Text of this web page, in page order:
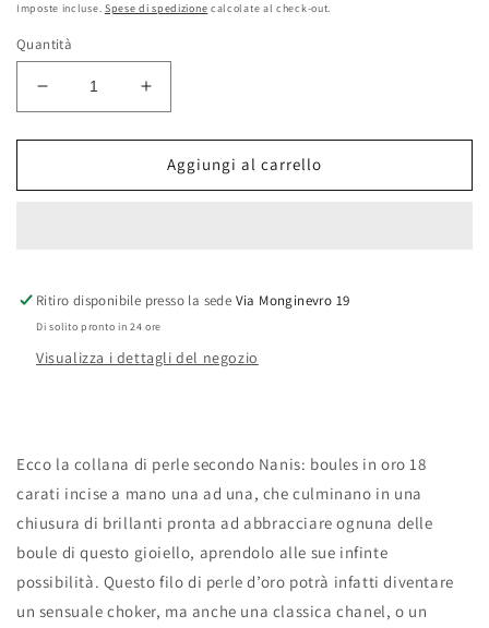
Imposte incluse. Spese di spedizione calcolate al check-out.
Quantità
Diminuisci
quantità
per
Collana
Aumenta
quantità
per
NANIS
Collana
Aggiungi al carrello
Ritiro disponibile presso la sede Via Monginevro 19
Di solito pronto in 24 ore
Visualizza i dettagli del negozio
Ecco la collana di perle secondo Nanis: boules in oro 18
carati incise a mano una ad una, che culminano in una
chiusura di brillanti pronta ad abbracciare ognuna delle
boule di questo gioiello, aprendolo alle sue infinte
possibilità. Questo filo di perle d’oro potrà infatti diventare
un sensuale choker, ma anche una classica chanel, o un